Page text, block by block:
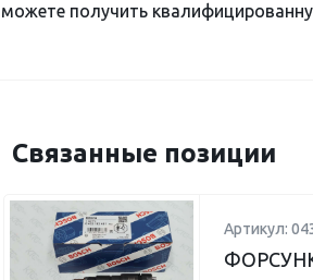
можете получить
Связанные позиции
Артикул: